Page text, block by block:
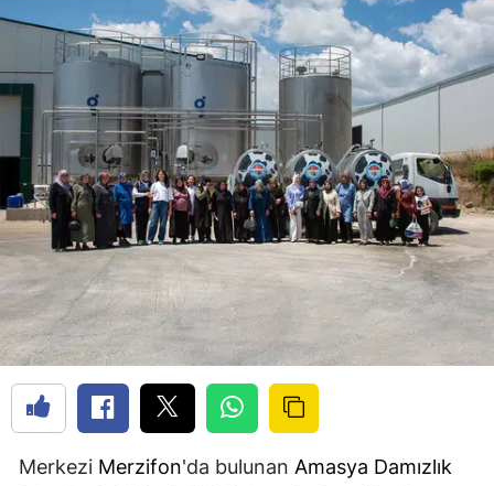
Merkezi Merzifon'da bulunan Amasya Damızlık